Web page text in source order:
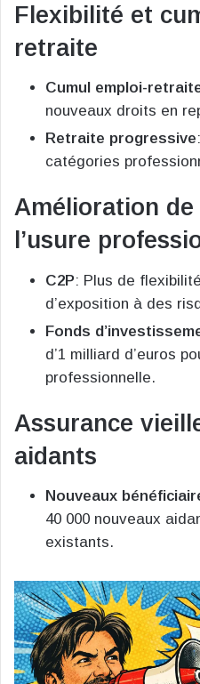
Flexibilité et
retraite
Cumul emploi-
nouveaux droits en
Retraite progressive
catégories
Amélioration
l’usure
C2P: Plus de
d’exposition à des
Fonds
d’1 milliard d’euros
professionnelle.
Assurance
aidants
Nouveaux
40 000 nouveaux
existants.